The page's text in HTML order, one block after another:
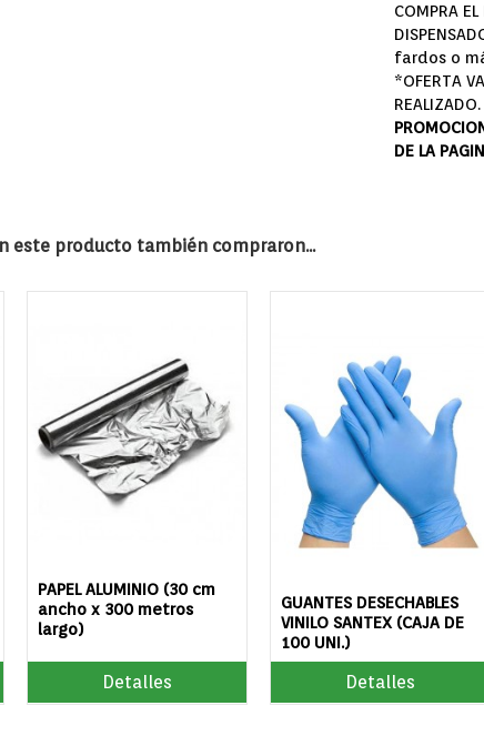
COMPRA
fardos o
*OFERTA
REALIZADO.
DE LA
este producto también compraron...
PAPEL ALUMINIO (30 cm
ancho x 300 metros
largo)
Detalles
GUANTES DESECHABLES
VINILO SANTEX (CAJA DE
100 UNI.)
Detalles